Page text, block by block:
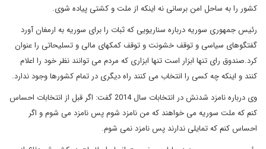
کشور را به ساحل امن برسانی نه اینکه از ملت و کشتی پیاده شوی.
رئیس جمهوری سوریه درباره سناریویی که ثبات را برای سوریه به ارمغان آورد
گفتگوهای سیاسی و توقف خشونت و توقف کمکهای مالی و تسلیحاتی را عنوان
کرد.صندوق رای تنها ابزار است تنها ابزاری که مردم می توانند نظر خود را اعلام
کنند و اینکه چه کسی را انتخاب می کنند راه دیگری در تمام کشورها وجود ندارد.
وی درباره نامزد شدنش در انتخابات سال 2014 گفت: اگر قبل از انتخابات احساس
کنم که ملت سوریه می خواهند که من نامزد شوم پس نامزد می شوم و اگر
احساس کنم که تمایلی ندارند پس نامزد نمی شوم.